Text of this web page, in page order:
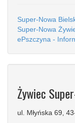
Super-Nowa
Super-Nowa
ePszczyna -
Żywiec
ul. Młyńska 69,